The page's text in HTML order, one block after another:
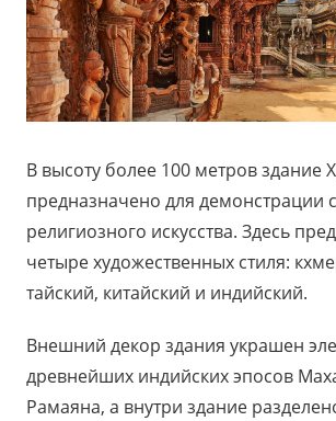
В высоту более 100 метров здание
предназначено для демонстрации
религиозного искусства. Здесь
четыре художественных стиля:
тайский, китайский и индийский.
Внешний декор здания украшен
древнейших индийских эпосов
Рамаяна, а внутри здание